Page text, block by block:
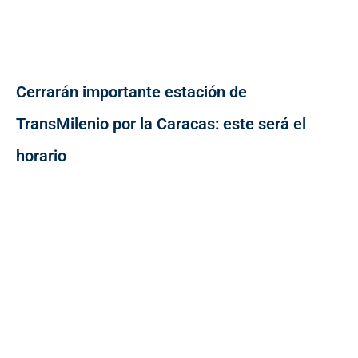
Cerrarán importante estación de
TransMilenio por la Caracas: este será el
horario